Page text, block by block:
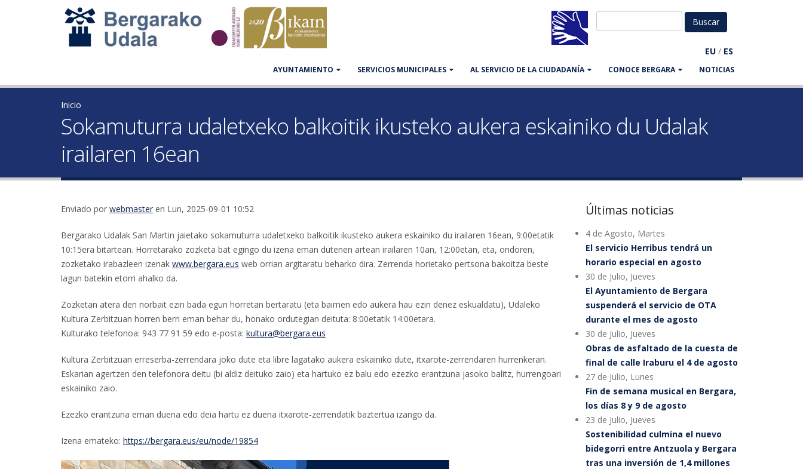
EU / ES
AYUNTAMIENTO SERVICIOS MUNICIPALES AL SERVICIO DE LA CIUDADANÍA CONOCE BERGARA NOTICIAS
Inicio
Sokamuturra udaletxeko balkoitik ikusteko aukera eskainiko du Udalak
irailaren 16ean
Enviado por webmaster en Lun, 2025-09-01 10:52
Bergarako Udalak San Martin jaietako sokamuturra udaletxeko balkoitik ikusteko aukera eskainiko du irailaren 16ean, 9:00etatik
10:15era bitartean. Horretarako zozketa bat egingo du izena eman dutenen artean irailaren 10an, 12:00etan, eta, ondoren,
zozketako irabazleen izenak www.bergara.eus web orrian argitaratu beharko dira. Zerrenda horietako pertsona bakoitza beste
lagun batekin etorri ahalko da.
Zozketan atera den norbait ezin bada egun horretan bertaratu (eta baimen edo aukera hau ezin denez eskualdatu), Udaleko
Kultura Zerbitzuan horren berri eman behar du, honako ordutegian deituta: 8:00etatik 14:00etara.
Kulturako telefonoa: 943 77 91 59 edo e-posta: kultura@bergara.eus
Kultura Zerbitzuan erreserba-zerrendara joko dute eta libre lagatako aukera eskainiko dute, itxarote-zerrendaren hurrenkeran.
Eskarian agertzen den telefonora deitu (bi aldiz deituko zaio) eta hartuko ez balu edo ezezko erantzuna jasoko balitz, hurrengoari
eskainiko zaio.
Ezezko erantzuna eman duena edo deia hartu ez duena itxarote-zerrendatik baztertua izango da.
Izena emateko: https://bergara.eus/eu/node/19854
Últimas noticias
4 de Agosto, Martes
El servicio Herribus tendrá un
horario especial en agosto
30 de Julio, Jueves
El Ayuntamiento de Bergara
suspenderá el servicio de OTA
durante el mes de agosto
30 de Julio, Jueves
Obras de asfaltado de la cuesta de
final de calle Iraburu el 4 de agosto
27 de Julio, Lunes
Fin de semana musical en Bergara,
los días 8 y 9 de agosto
23 de Julio, Jueves
Sostenibilidad culmina el nuevo
bidegorri entre Antzuola y Bergara
tras una inversión de 1,4 millones